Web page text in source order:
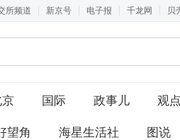
所频道 新京号 电子报 千龙网 贝
国际 政事儿 观点
望角 海星生活社 图说